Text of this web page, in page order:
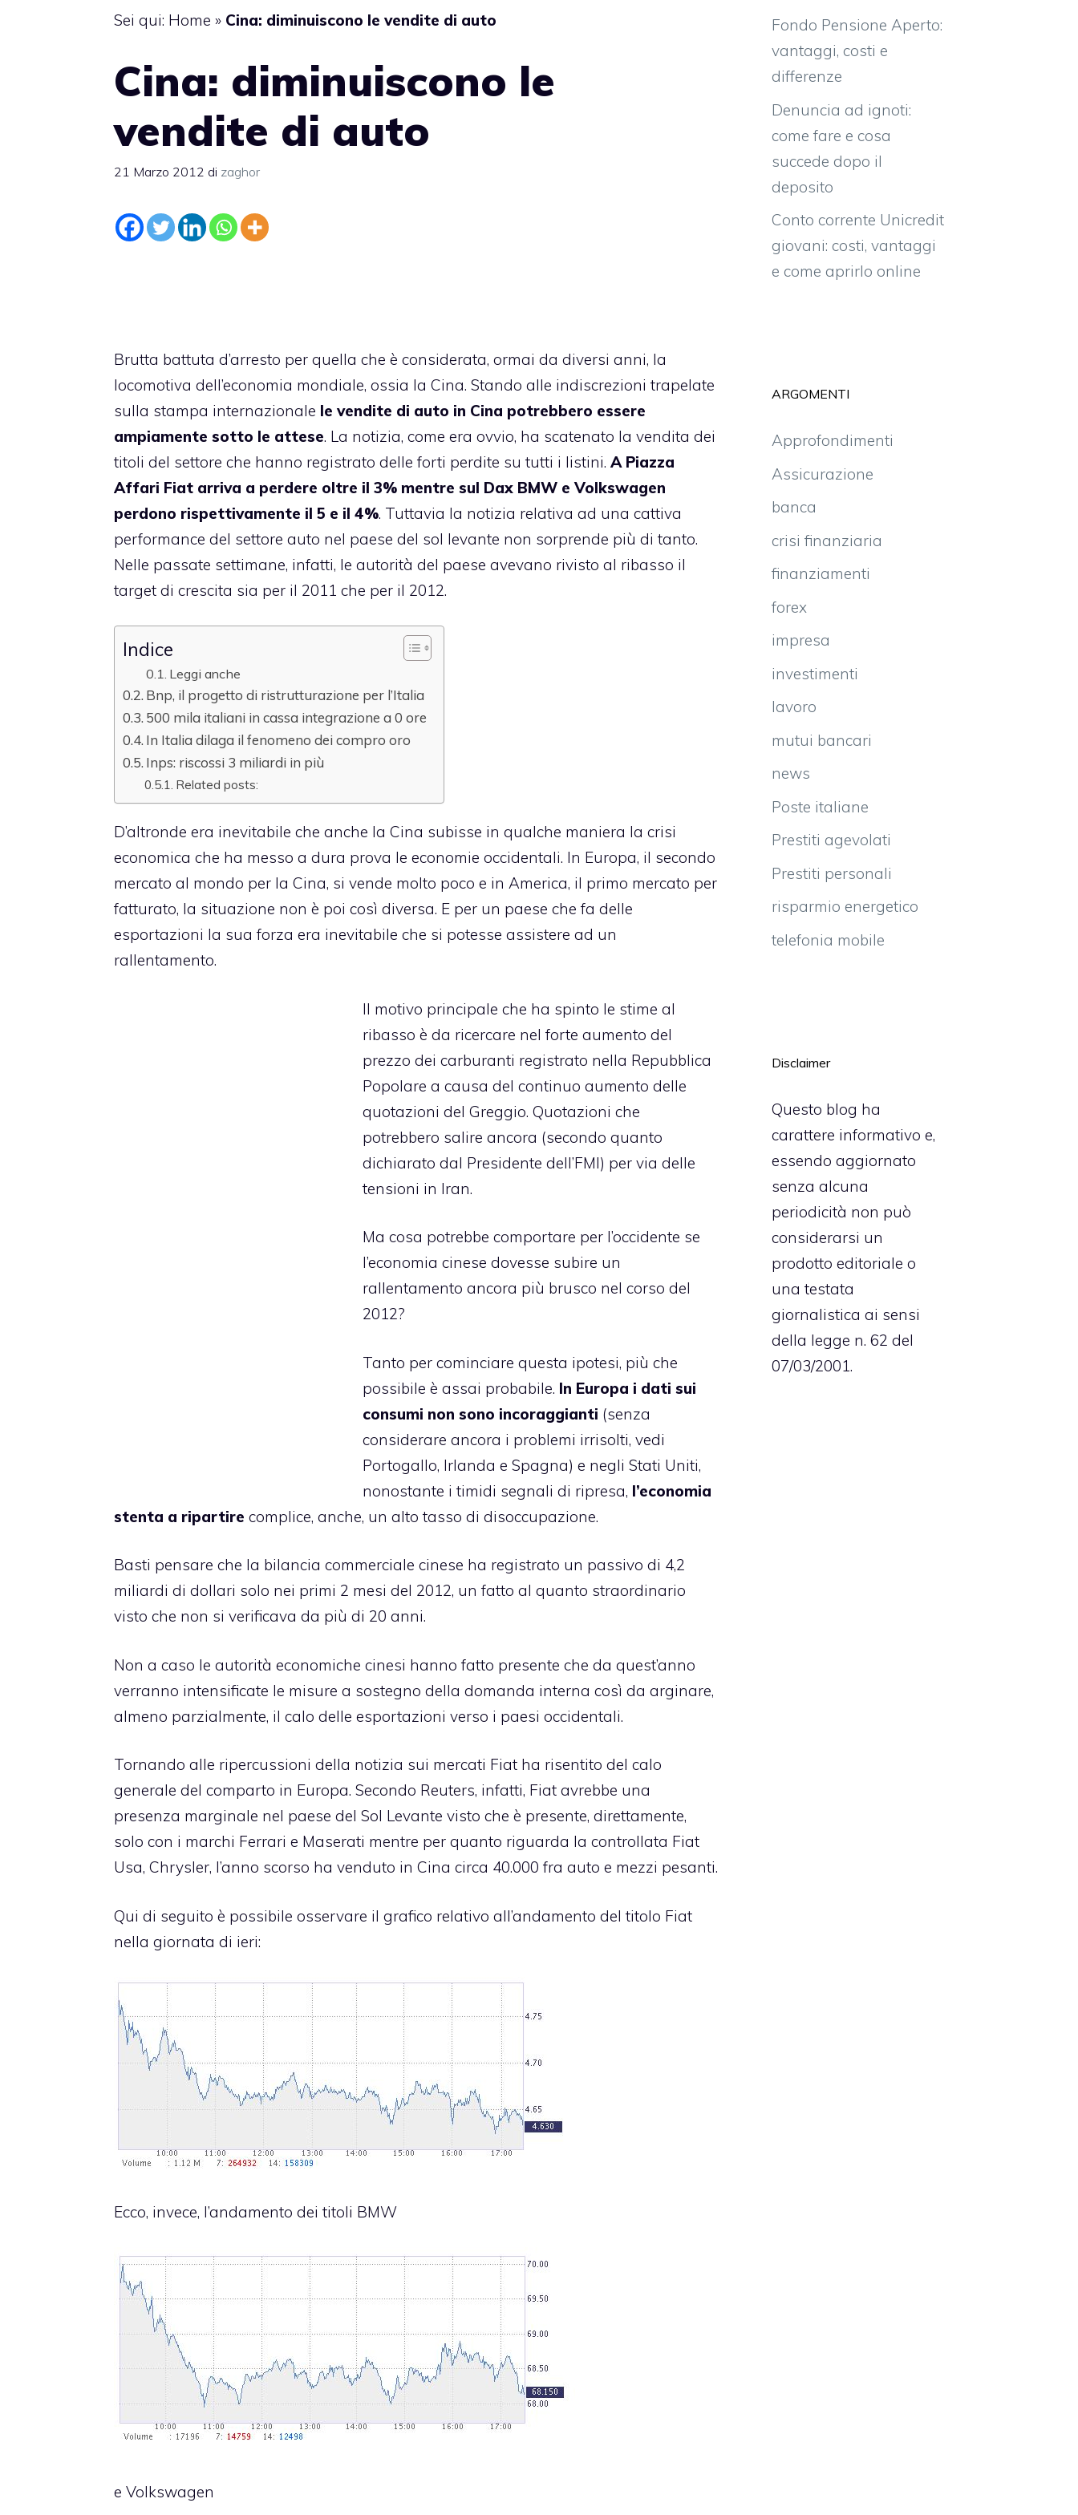
Sei qui: Home » Cina: diminuiscono le vendite di auto
Cina: diminuiscono le
vendite di auto
21 Marzo 2012 di zaghor
Brutta battuta d’arresto per quella che è considerata, ormai da diversi anni, la
locomotiva dell’economia mondiale, ossia la Cina. Stando alle indiscrezioni trapelate
sulla stampa internazionale le vendite di auto in Cina potrebbero essere
ampiamente sotto le attese. La notizia, come era ovvio, ha scatenato la vendita dei
titoli del settore che hanno registrato delle forti perdite su tutti i listini. A Piazza
Affari Fiat arriva a perdere oltre il 3% mentre sul Dax BMW e Volkswagen
perdono rispettivamente il 5 e il 4%. Tuttavia la notizia relativa ad una cattiva
performance del settore auto nel paese del sol levante non sorprende più di tanto.
Nelle passate settimane, infatti, le autorità del paese avevano rivisto al ribasso il
target di crescita sia per il 2011 che per il 2012.
Indice
Leggi anche
Bnp, il progetto di ristrutturazione per l’Italia
500 mila italiani in cassa integrazione a 0 ore
In Italia dilaga il fenomeno dei compro oro
Inps: riscossi 3 miliardi in più
Related posts:
D’altronde era inevitabile che anche la Cina subisse in qualche maniera la crisi
economica che ha messo a dura prova le economie occidentali. In Europa, il secondo
mercato al mondo per la Cina, si vende molto poco e in America, il primo mercato per
fatturato, la situazione non è poi così diversa. E per un paese che fa delle
esportazioni la sua forza era inevitabile che si potesse assistere ad un
rallentamento.
Il motivo principale che ha spinto le stime al
ribasso è da ricercare nel forte aumento del
prezzo dei carburanti registrato nella Repubblica
Popolare a causa del continuo aumento delle
quotazioni del Greggio. Quotazioni che
potrebbero salire ancora (secondo quanto
dichiarato dal Presidente dell’FMI) per via delle
tensioni in Iran.
Ma cosa potrebbe comportare per l’occidente se
l’economia cinese dovesse subire un
rallentamento ancora più brusco nel corso del
2012?
Tanto per cominciare questa ipotesi, più che
possibile è assai probabile. In Europa i dati sui
consumi non sono incoraggianti (senza
considerare ancora i problemi irrisolti, vedi
Portogallo, Irlanda e Spagna) e negli Stati Uniti,
nonostante i timidi segnali di ripresa, l’economia
stenta a ripartire complice, anche, un alto tasso di disoccupazione.
Basti pensare che la bilancia commerciale cinese ha registrato un passivo di 4,2
miliardi di dollari solo nei primi 2 mesi del 2012, un fatto al quanto straordinario
visto che non si verificava da più di 20 anni.
Non a caso le autorità economiche cinesi hanno fatto presente che da quest’anno
verranno intensificate le misure a sostegno della domanda interna così da arginare,
almeno parzialmente, il calo delle esportazioni verso i paesi occidentali.
Tornando alle ripercussioni della notizia sui mercati Fiat ha risentito del calo
generale del comparto in Europa. Secondo Reuters, infatti, Fiat avrebbe una
presenza marginale nel paese del Sol Levante visto che è presente, direttamente,
solo con i marchi Ferrari e Maserati mentre per quanto riguarda la controllata Fiat
Usa, Chrysler, l’anno scorso ha venduto in Cina circa 40.000 fra auto e mezzi pesanti.
Qui di seguito è possibile osservare il grafico relativo all’andamento del titolo Fiat
nella giornata di ieri:
Ecco, invece, l’andamento dei titoli BMW
e Volkswagen
Fondo Pensione Aperto:
vantaggi, costi e
differenze
Denuncia ad ignoti:
come fare e cosa
succede dopo il
deposito
Conto corrente Unicredit
giovani: costi, vantaggi
e come aprirlo online
ARGOMENTI
Approfondimenti
Assicurazione
banca
crisi finanziaria
finanziamenti
forex
impresa
investimenti
lavoro
mutui bancari
news
Poste italiane
Prestiti agevolati
Prestiti personali
risparmio energetico
telefonia mobile
Disclaimer
Questo blog ha
carattere informativo e,
essendo aggiornato
senza alcuna
periodicità non può
considerarsi un
prodotto editoriale o
una testata
giornalistica ai sensi
della legge n. 62 del
07/03/2001.